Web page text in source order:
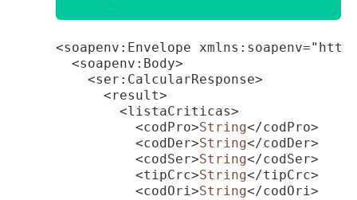
<soapenv:Envelope
  <soapenv:Body>
    <ser:CalcularResponse>
      <result>
        <listaCriticas>
          <codPro>
String</codPro>
          <codDer>
String</codDer>
          <codSer>
String</codSer>
          <tipCrc>
String</tipCrc>
          <codOri>
String</codOri>